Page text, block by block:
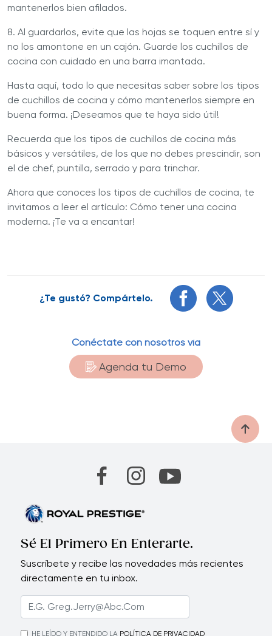
mantenerlos bien afilados.
8. Al guardarlos, evite que las hojas se toquen entre sí y
no los amontone en un cajón. Guarde los cuchillos de
cocina con cuidado en una barra imantada.
Hasta aquí, todo lo que necesitas saber sobre los tipos
de cuchillos de cocina y cómo mantenerlos siempre en
buena forma. ¡Deseamos que te haya sido útil!
Recuerda que los tipos de cuchillos de cocina más
básicos y versátiles, de los que no debes prescindir, son
el de chef, puntilla, serrado y para trinchar.
Ahora que conoces los tipos de cuchillos de cocina, te
invitamos a leer el artículo: Cómo tener una cocina
moderna. ¡Te va a encantar!
¿Te gustó? Compártelo.
Conéctate con nosotros vía
Agenda tu Demo
Sé El Primero En Enterarte.
Suscríbete y recibe las novedades más recientes
directamente en tu inbox.
HE LEÍDO Y ENTENDIDO LA POLÍTICA DE PRIVACIDAD